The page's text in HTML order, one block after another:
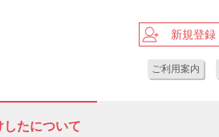
新規登録
ご利用案内
たについて